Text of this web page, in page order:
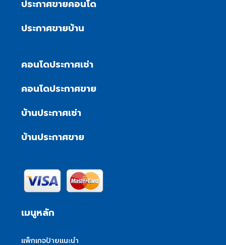
ประกาศขายคอนโด
ประกาศขายบ้าน
คอนโดประกาศเช่า
คอนโดประกาศขาย
บ้านประกาศเช่า
บ้านประกาศขาย
เมนูหลัก
แพ็กเกจป้ายแนะนำ